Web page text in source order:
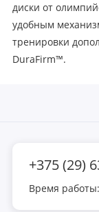
диски от
удобным
тренировки
DuraFirm™.
+375 (29)
Время